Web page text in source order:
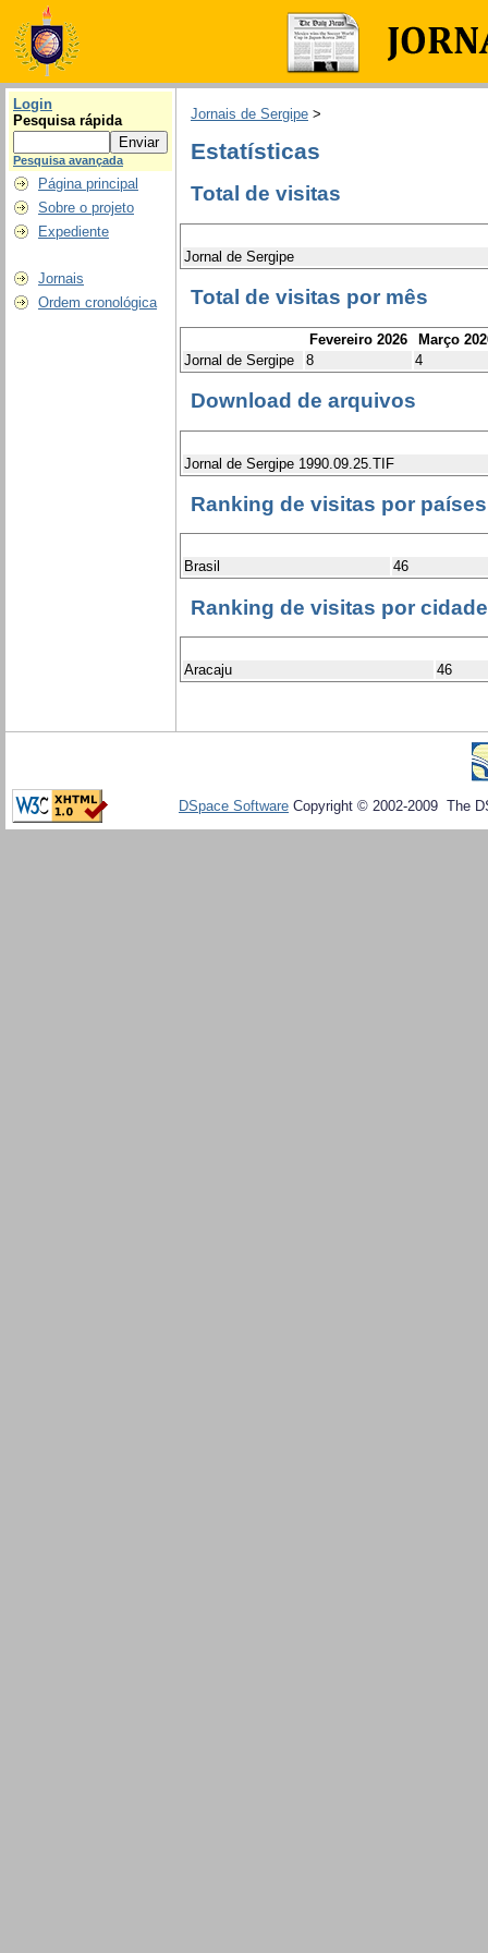
Login
Pesquisa rápida
Pesquisa avançada
Página principal
Sobre o projeto
Expediente
Jornais
Ordem cronológica
Jornais de Sergipe >
Estatísticas
Total de visitas
Jornal de Sergipe
Total de visitas por mês
Fevereiro 2026
Março
Jornal de Sergipe
8 4
Download de arquivos
Jornal de Sergipe 1990.09.25.TIF
Ranking de visitas por países
Brasil 46
Ranking de visitas por
Aracaju 46
DSpace Software Copyright © 2002-2009 The